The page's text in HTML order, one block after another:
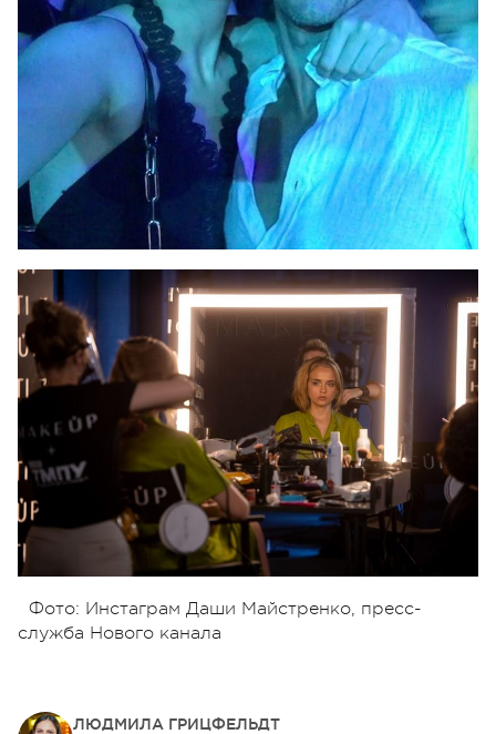
Фото: Инстаграм Даши Майстренко, пресс-
служба Нового канала
ЛЮДМИЛА ГРИЦФЕЛЬДТ